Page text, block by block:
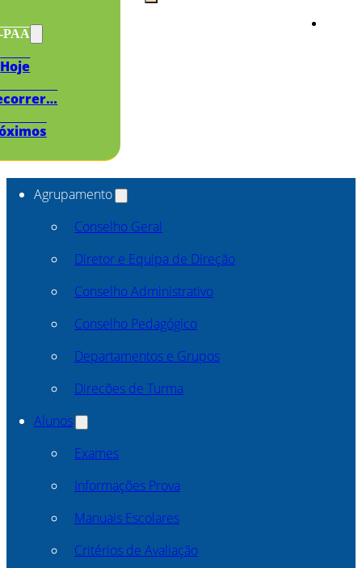
PAA
Hoje
Agrupamento
Conselho Geral
Diretor e Equipa de Direção
Conselho Administrativo
Conselho Pedagógico
Departamentos e Grupos
Direcões de Turma
Alunos
Exames
Informações Prova
Manuais Escolares
Critérios de Avaliação